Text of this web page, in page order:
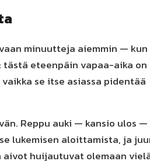
minuutteja aiemmin — kun
eteenpäin vapaa-aika on
se itse asiassa pidentää
Reppu auki — kansio ulos —
lukemisen aloittamista, ja
aivot huijautuvat olemaan